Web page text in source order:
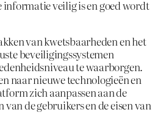
veilig is en goed wordt
van kwetsbaarheden en het
beveiligingssystemen
te waarborgen.
naar nieuwe technologieën en
zich aanpassen aan de
van de gebruikers en de eisen van